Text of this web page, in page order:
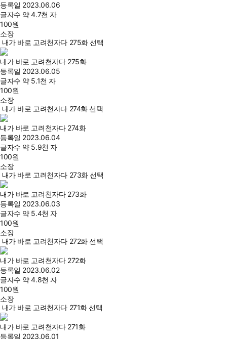
등록일 2023.06.06
글자수 약 4.7천 자
100원
소장
내가 바로 고려천자다 275화 선택
내가 바로 고려천자다 275화
등록일 2023.06.05
글자수 약 5.1천 자
100원
소장
내가 바로 고려천자다 274화 선택
내가 바로 고려천자다 274화
등록일 2023.06.04
글자수 약 5.9천 자
100원
소장
내가 바로 고려천자다 273화 선택
내가 바로 고려천자다 273화
등록일 2023.06.03
글자수 약 5.4천 자
100원
소장
내가 바로 고려천자다 272화 선택
내가 바로 고려천자다 272화
등록일 2023.06.02
글자수 약 4.8천 자
100원
소장
내가 바로 고려천자다 271화 선택
내가 바로 고려천자다 271화
등록일 2023.06.01